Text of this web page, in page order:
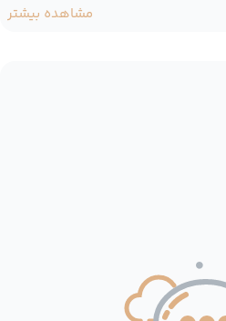
مشاهده بیشتر